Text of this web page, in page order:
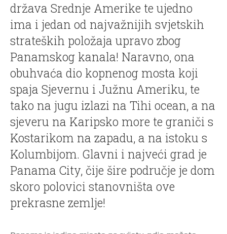
država Srednje Amerike te ujedno
ima i jedan od najvažnijih svjetskih
strateških položaja upravo zbog
Panamskog kanala! Naravno, ona
obuhvaća dio kopnenog mosta koji
spaja Sjevernu i Južnu Ameriku, te
tako na jugu izlazi na Tihi ocean, a na
sjeveru na Karipsko more te graniči s
Kostarikom na zapadu, a na istoku s
Kolumbijom. Glavni i najveći grad je
Panama City, čije šire područje je dom
skoro polovici stanovništa ove
prekrasne zemlje!